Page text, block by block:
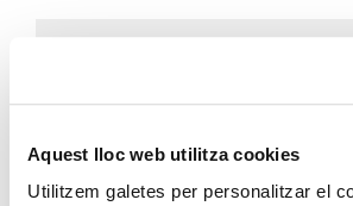
Aquest lloc web utilitza cookies
Utilitzem galetes per personalitzar el
MARTA PLUJÀ